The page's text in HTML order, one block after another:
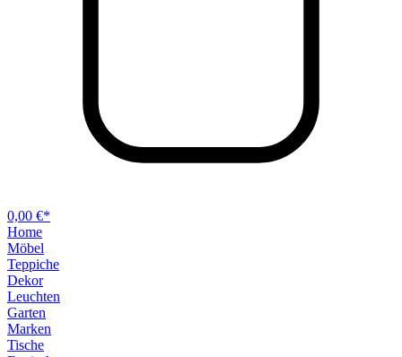
0,00 €*
Home
Möbel
Teppiche
Dekor
Leuchten
Garten
Marken
Tische